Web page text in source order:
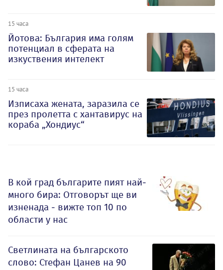
15 часа
Йотова: България има голям
потенциал в сферата на
изкуствения интелект
15 часа
Изписаха жената, заразила се
през пролетта с хантавирус на
кораба „Хондиус“
В кой град българите пият най-
много бира: Отговорът ще ви
изненада - вижте топ 10 по
области у нас
Светлината на българското
слово: Стефан Цанев на 90